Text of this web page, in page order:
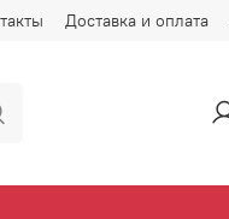
Доставка и оплата